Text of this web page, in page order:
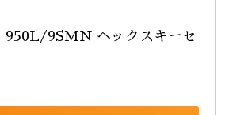
9SMN ヘックスキーセ